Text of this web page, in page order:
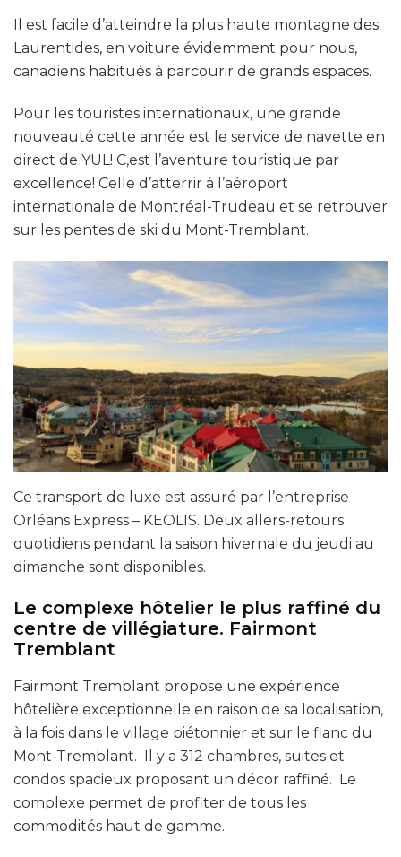
Il est facile d’atteindre la plus haute montagne des
Laurentides, en voiture évidemment pour nous,
canadiens habitués à parcourir de grands espaces.
Pour les touristes internationaux, une grande
nouveauté cette année est le service de navette en
direct de YUL! C,est l’aventure touristique par
excellence! Celle d’atterrir à l’aéroport
internationale de Montréal-Trudeau et se retrouver
sur les pentes de ski du Mont-Tremblant.
Ce transport de luxe est assuré par l’entreprise
Orléans Express – KEOLIS. Deux allers-retours
quotidiens pendant la saison hivernale du jeudi au
dimanche sont disponibles.
Le complexe hôtelier le plus raffiné du
centre de villégiature. Fairmont
Tremblant
Fairmont Tremblant propose une expérience
hôtelière exceptionnelle en raison de sa localisation,
à la fois dans le village piétonnier et sur le flanc du
Mont-Tremblant. Il y a 312 chambres, suites et
condos spacieux proposant un décor raffiné. Le
complexe permet de profiter de tous les
commodités haut de gamme.